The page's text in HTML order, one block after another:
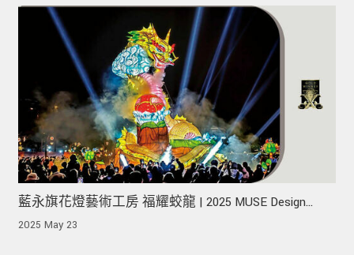
藍永旗花燈藝術工房 福耀蛟龍 | 2025 MUSE Design
Awards 榮獲金獎！
2025 May 23